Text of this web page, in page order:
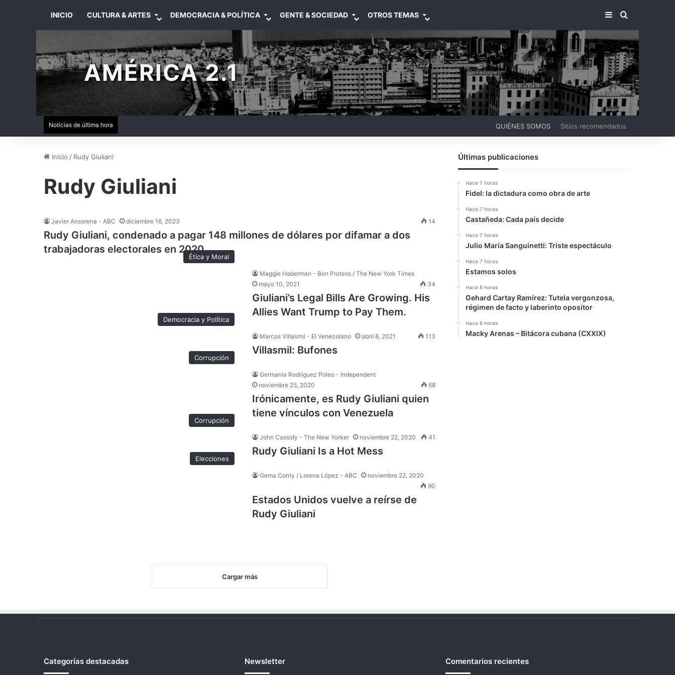
INICIO CULTURA & ARTES DEMOCRACIA & POLÍTICA GENTE & SOCIEDAD OTROS TEMAS BARRA LATERAL
BUSCAR
AMÉRICA 2.1
Noticias de última hora QUIÉNES SOMOS Sitios recomendados
Inicio / Rudy Giuliani
Rudy Giuliani
Javier Ansorena - ABC diciembre 16, 2023 14
Rudy Giuliani, condenado a pagar 148 millones de dólares por difamar a dos
trabajadoras electorales en 2020
Ética y Moral
Maggie Haberman - Ben Protess / The New York Times
mayo 10, 2021
34
Giuliani’s Legal Bills Are Growing. His
Allies Want Trump to Pay Them.
Democracia y Política
Marcos Villasmil - El Venezolano abril 8, 2021 113
Villasmil: Bufones
Corrupción
Germania Rodríguez Poleo - Independent
noviembre 25, 2020
68
Irónicamente, es Rudy Giuliani quien
tiene vínculos con Venezuela
Corrupción
John Cassidy - The New Yorker noviembre 22, 2020 41
Rudy Giuliani Is a Hot Mess
Elecciones
Gema Conty / Lorena López - ABC
noviembre 22, 2020
90
Estados Unidos vuelve a reírse de
Rudy Giuliani
Cargar más
Últimas publicaciones
Hace 7 horas
Fidel: la dictadura como obra de arte
Hace 7 horas
Castañeda: Cada país decide
Hace 7 horas
Julio María Sanguinetti: Triste espectáculo
Hace 7 horas
Estamos solos
Hace 8 horas
Gehard Cartay Ramírez: Tutela vergonzosa,
régimen de facto y laberinto opositor
Hace 8 horas
Macky Arenas – Bitácora cubana (CXXIX)
Categorías destacadas Newsletter Comentarios recientes